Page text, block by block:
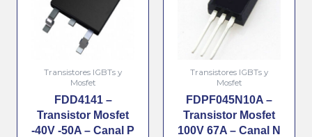
Transistores IGBTs y
Mosfet
FDD4141 –
Transistor Mosfet
-40V -50A – Canal P
Transistores IGBTs y
Mosfet
FDPF045N10A –
Transistor Mosfet
100V 67A – Canal N